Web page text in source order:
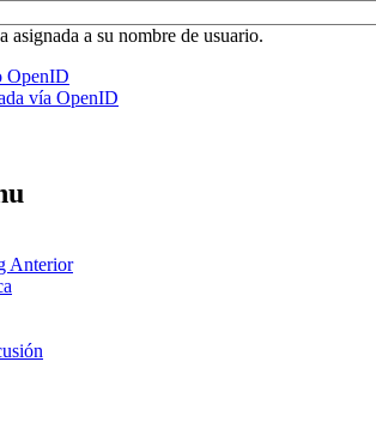
asignada a su nombre de usuario.
OpenID
vía OpenID
Anterior